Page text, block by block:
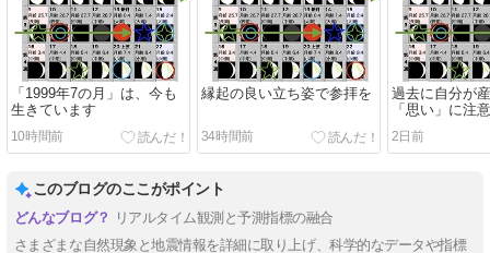
「1999年7の月」は、今も
生きています
10時間前
縁起の良い立ち姿で参拝を
34時間前
過去に自分が
「思い」に注意
2日前
このブログのここがポイント
リアルタイム観測と予測指標の融合
さまざまな自然現象と地震情報を詳細に取り上げ、科学的なデータや指標